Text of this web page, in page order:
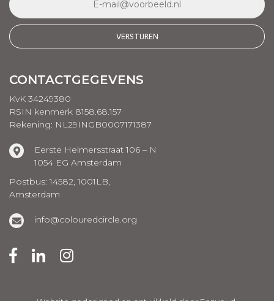
CONTACTGEGEVENS
KvK 34249380
RSIN kenmerk 8158.68.157
Rekening: NL29INGB0007171387
Eerste Helmersstraat 106 – N
1054 EG Amsterdam
Postbus: 14582, 1001LB,
Amsterdam
info@colouredcircle.org